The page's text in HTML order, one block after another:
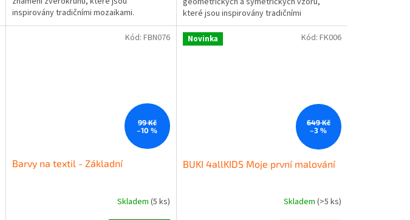
inspirovány tradičními mozaikami.
které jsou inspirovány tradičními
mozaikami.
99 Kč
–10 %
Barvy na textil - Základní
Skladem (5 ks)
Kód: FBN076 Novinka
649 Kč
–3 %
BUKI 4allKIDS Moje první malování
Skladem (>5 ks)
Kód: FK006